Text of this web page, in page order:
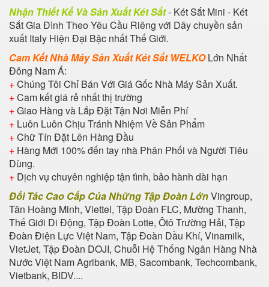
Nhận Thiết Kế Và Sản Xuất Két Sắt- Két Sắt Mini - Két
Sắt Gia Đình Theo Yêu Cầu Riêng với Dây chuyền sản
xuất Italy Hiện Đại Bậc nhất Thế Giới.
Cam Kết Nhà Máy Sản Xuất Két Sắt WELKOLớn Nhất
Đông Nam Á:
+Chúng Tôi Chỉ Bán Với Giá Gốc Nhà Máy Sản Xuất.
+Cam kết giá rẻ nhất thị trường
+Giao Hàng và Lắp Đặt Tận Nơi Miễn Phí
+ Luôn Luôn Chịu Tránh Nhiệm Về Sản Phẩm
+Chữ Tín Đặt Lên Hàng Đầu
+ Hàng Mới 100% đến tay nhà Phân Phối và Người Tiêu
Dùng.
+ Dịch vụ chuyên nghiệp tận tình, bảo hành dài hạn
Đối Tác Cao Cấp Của Những Tập Đoàn LớnVingroup,
Tân Hoàng Minh, Viettel, Tập Đoàn FLC, Mường Thanh,
Thế Giới Di Động, Tập Đoàn Lotte, Ôtô Trường Hải, Tập
Đoàn Điện Lực Việt Nam, Tập Đoàn Dầu Khí, Vinamilk,
VietJet, Tập Đoàn DOJI, Chuỗi Hệ Thống Ngân Hàng Nhà
Nước Việt Nam Agribank, MB, Sacombank, Techcombank,
Vietbank, BIDV....